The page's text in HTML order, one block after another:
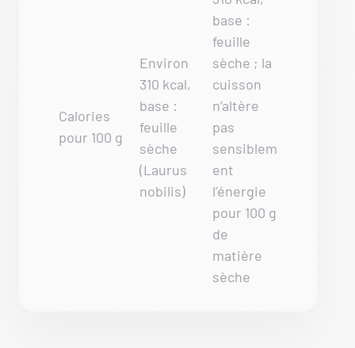
Calories
pour 100 g
Environ
310 kcal,
base :
feuille
sèche
(Laurus
nobilis)
base :
feuille
sèche ; la
cuisson
n’altère
pas
sensiblem
ent
l’énergie
pour 100 g
de
matière
sèche